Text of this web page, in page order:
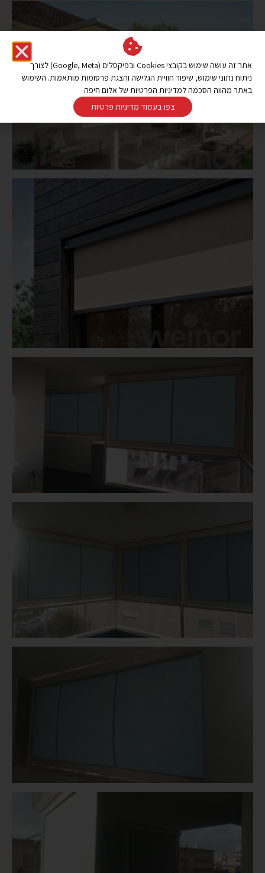
אתר זה עושה שימוש בקובצי Cookies ובפיקסלים (Google, Meta) לצורך
ניתוח נתוני שימוש, שיפור חוויית הגלישה והצגת פרסומות מותאמות. השימוש
באתר מהווה הסכמה למדיניות הפרטיות של אלום חיפה
צפו בעמוד מדיניות פרטיות